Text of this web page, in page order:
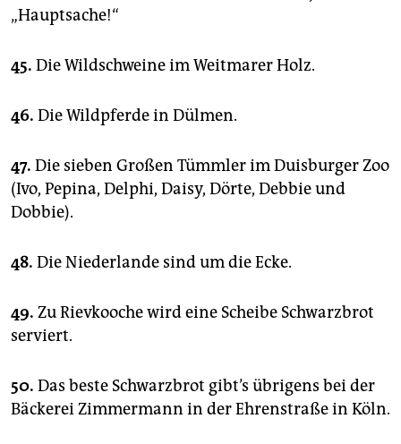
„Hauptsache!“
45. Die Wildschweine im Weitmarer Holz.
46. Die Wildpferde in Dülmen.
47. Die sieben Großen Tümmler im Duisburger Zoo
(Ivo, Pepina, Delphi, Daisy, Dörte, Debbie und
Dobbie).
48. Die Niederlande sind um die Ecke.
49. Zu Rievkooche wird eine Scheibe Schwarzbrot
serviert.
50. Das beste Schwarzbrot gibt’s übrigens bei der
Bäckerei Zimmermann in der Ehrenstraße in Köln.